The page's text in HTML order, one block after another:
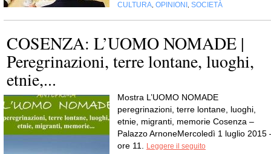
CULTURA OPINIONI SOCIETÀ
COSENZA: L’UOMO NOMADE |
Peregrinazioni, terre lontane, luoghi,
etnie,...
Mostra L’UOMO NOMADE
peregrinazioni, terre lontane, luoghi,
etnie, migranti, memorie Cosenza –
Palazzo ArnoneMercoledì 1 luglio 2015
ore 11.
Leggere il seguito